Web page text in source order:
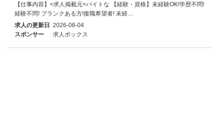
【仕事内容】<求人掲載元>バイトな 【経験・資格】未経験OK!学歴不問!
経験不問! ブランクある方!復職希望者! 未経…
求人の更新日 2026-08-04
スポンサー
求人ボックス